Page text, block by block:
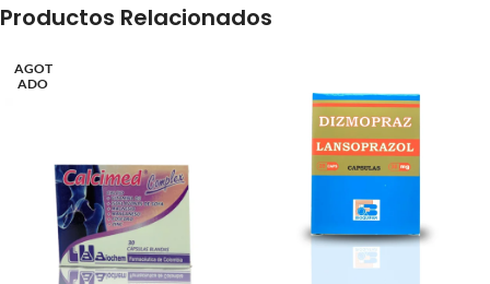
Productos Relacionados
AGOT
ADO